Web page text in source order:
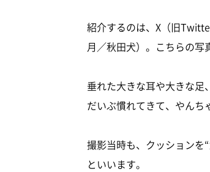
紹介するのは、X（旧
月／秋田犬）。こちらの写
垂れた大きな耳や大きな足
だいぶ慣れてきて、やんち
撮影当時も、クッションを
といいます。